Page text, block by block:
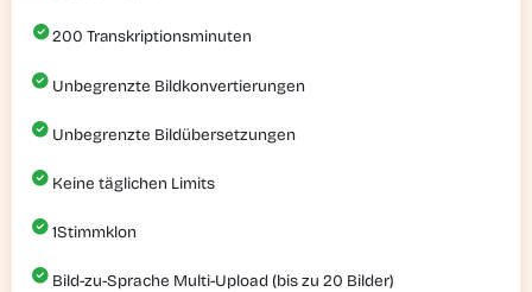
200 Transkriptionsminuten
Unbegrenzte Bildkonvertierungen
Unbegrenzte Bildübersetzungen
Keine täglichen Limits
1Stimmklon
Bild-zu-Sprache Multi-Upload (bis zu 20 Bilder)